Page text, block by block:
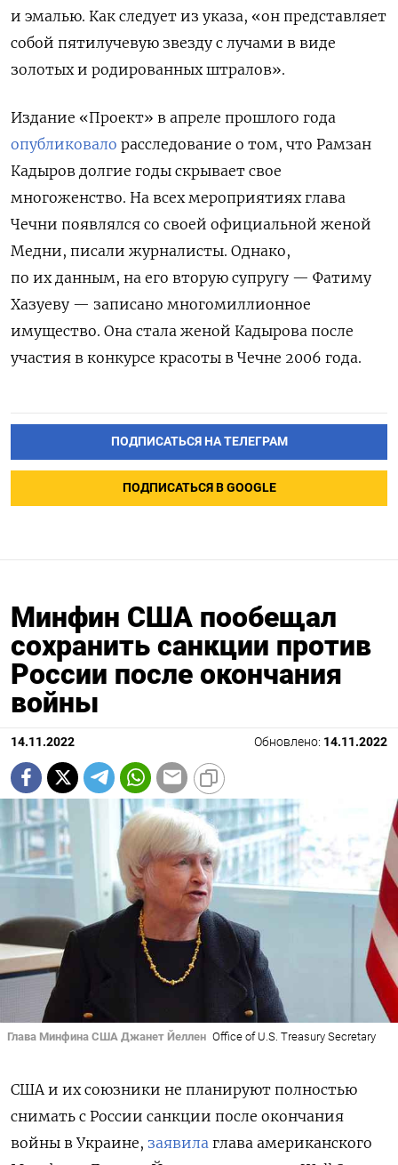
и эмалью. Как следует из указа, «он представляет
собой пятилучевую звезду с лучами в виде
золотых и родированных штралов».
Издание «Проект» в апреле прошлого года
опубликовало расследование о том, что Рамзан
Кадыров долгие годы скрывает свое
многоженство. На всех мероприятиях глава
Чечни появлялся со своей официальной женой
Медни, писали журналисты. Однако,
по их данным, на его вторую супругу — Фатиму
Хазуеву — записано многомиллионное
имущество. Она стала женой Кадырова после
участия в конкурсе красоты в Чечне 2006 года.
ПОДПИСАТЬСЯ НА ТЕЛЕГРАМ
ПОДПИСАТЬСЯ В GOOGLE
Минфин США пообещал
сохранить санкции против
России после окончания
войны
14.11.2022 Обновлено: 14.11.2022
Глава Минфина США Джанет Йеллен Office of U.S. Treasury Secretary
США и их союзники не планируют полностью
снимать с России санкции после окончания
войны в Украине, заявила глава американского